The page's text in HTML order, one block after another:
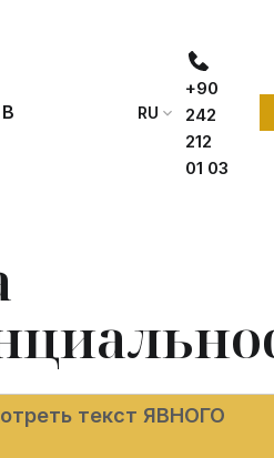
RU
+90
242
212
01 03
текст ЯВНОГО